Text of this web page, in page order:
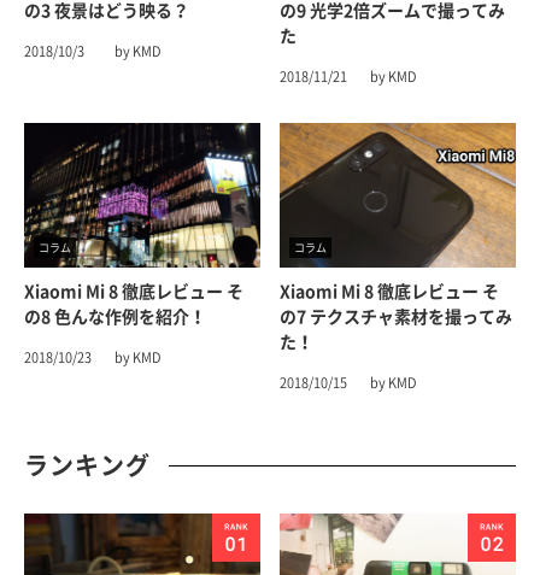
の3 夜景はどう映る？
2018/10/3 by KMD
の9 光学2倍ズームで撮ってみ
た
2018/11/21 by KMD
コラム
Xiaomi Mi 8 徹底レビュー そ
の8 色んな作例を紹介！
2018/10/23 by KMD
コラム
Xiaomi Mi 8 徹底レビュー そ
の7 テクスチャ素材を撮ってみ
た！
2018/10/15 by KMD
ランキング